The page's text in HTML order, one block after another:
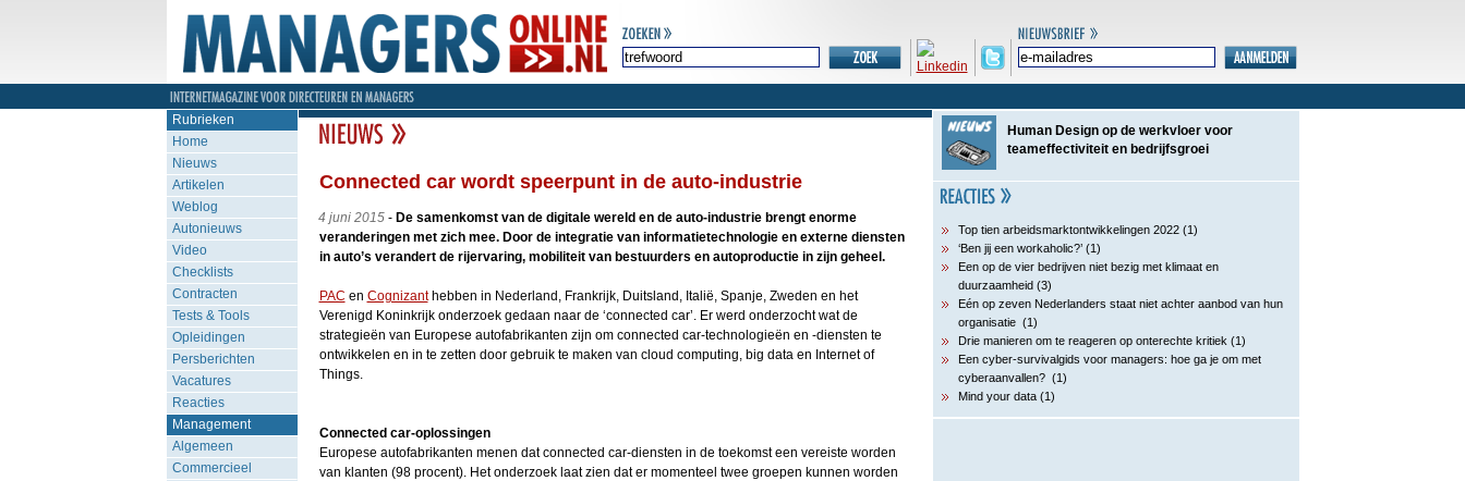
Rubrieken
Home
Nieuws
Artikelen
Weblog
Autonieuws
Video
Checklists
Contracten
Tests & Tools
Opleidingen
Persberichten
Vacatures
Reacties
Management
Algemeen
Commercieel
Connected car wordt speerpunt in de auto-industrie
4 juni 2015- De samenkomst van de digitale wereld en de auto-industrie brengt enorme
veranderingen met zich mee. Door de integratie van informatietechnologie en externe diensten
in auto’s verandert de rijervaring, mobiliteit van bestuurders en autoproductie in zijn geheel.
PAC en Cognizanthebben in Nederland, Frankrijk, Duitsland, Italië, Spanje, Zweden en het
Verenigd Koninkrijk onderzoek gedaan naar de ‘connected car’. Er werd onderzocht wat de
strategieën van Europese autofabrikanten zijn om connected car-technologieën en -diensten te
ontwikkelen en in te zetten door gebruik te maken van cloud computing, big data en Internet of
Things.
Connected car-oplossingen
Europese autofabrikanten menen dat connected car-diensten in de toekomst een vereiste worden
van klanten (98 procent). Het onderzoek laat zien dat er momenteel twee groepen kunnen worden
Human Design op de werkvloer voor
teameffectiviteit en bedrijfsgroei
Top tien arbeidsmarktontwikkelingen 2022 (1)
‘Ben jij een workaholic?’ (1)
Een op de vier bedrijven niet bezig met klimaat en
duurzaamheid (3)
Eén op zeven Nederlanders staat niet achter aanbod van hun
organisatie (1)
Drie manieren om te reageren op onterechte kritiek (1)
Een cyber-survivalgids voor managers: hoe ga je om met
cyberaanvallen? (1)
Mind your data (1)